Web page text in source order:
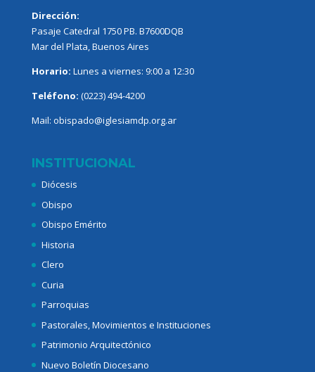
Dirección:
Pasaje Catedral 1750 PB. B7600DQB
Mar del Plata, Buenos Aires
Horario: Lunes a viernes: 9:00 a 12:30
Teléfono: (0223) 494-4200
Mail: obispado@iglesiamdp.org.ar
INSTITUCIONAL
Diócesis
Obispo
Obispo Emérito
Historia
Clero
Curia
Parroquias
Pastorales, Movimientos e Instituciones
Patrimonio Arquitectónico
Nuevo Boletín Diocesano